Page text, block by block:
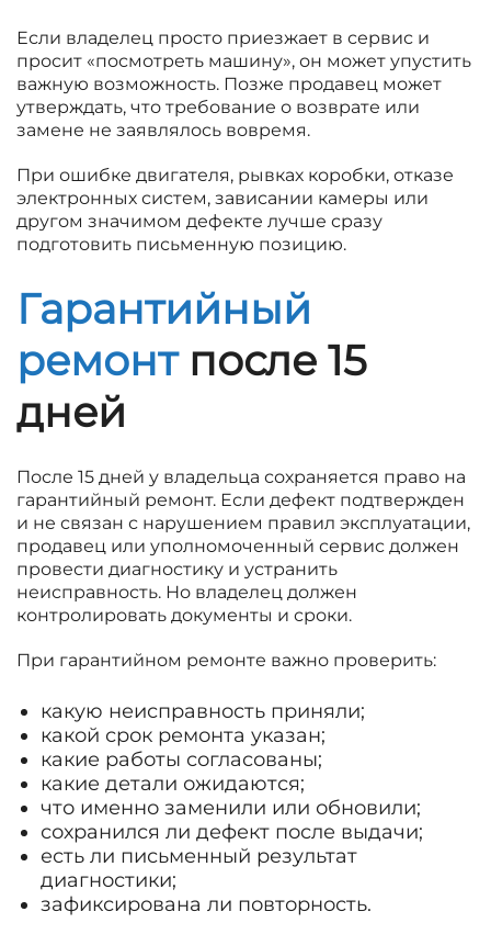
Если владелец просто приезжает в сервис и
просит «посмотреть машину», он может упустить
важную возможность. Позже продавец может
утверждать, что требование о возврате или
замене не заявлялось вовремя.
При ошибке двигателя, рывках коробки, отказе
электронных систем, зависании камеры или
другом значимом дефекте лучше сразу
подготовить письменную позицию.
Гарантийный
ремонтпосле 15
дней
После 15 дней у владельца сохраняется право на
гарантийный ремонт. Если дефект подтвержден
и не связан с нарушением правил эксплуатации,
продавец или уполномоченный сервис должен
провести диагностику и устранить
неисправность. Но владелец должен
контролировать документы и сроки.
При гарантийном ремонте важно проверить:
какую неисправность приняли;
какой срок ремонта указан;
какие работы согласованы;
какие детали ожидаются;
что именно заменили или обновили;
сохранился ли дефект после выдачи;
есть ли письменный результат
диагностики;
зафиксирована ли повторность.